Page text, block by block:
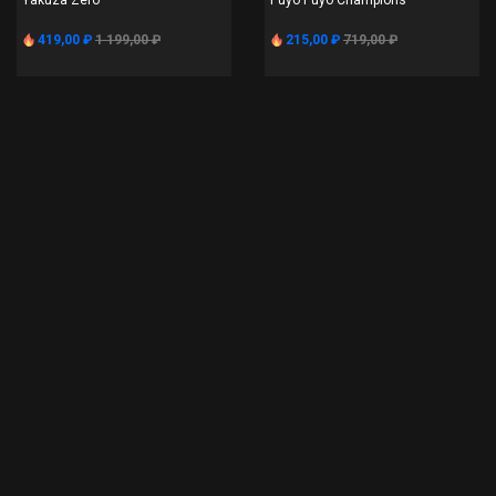
419,00 ₽ 1 199,00 ₽ 215,00 ₽ 719,00 ₽